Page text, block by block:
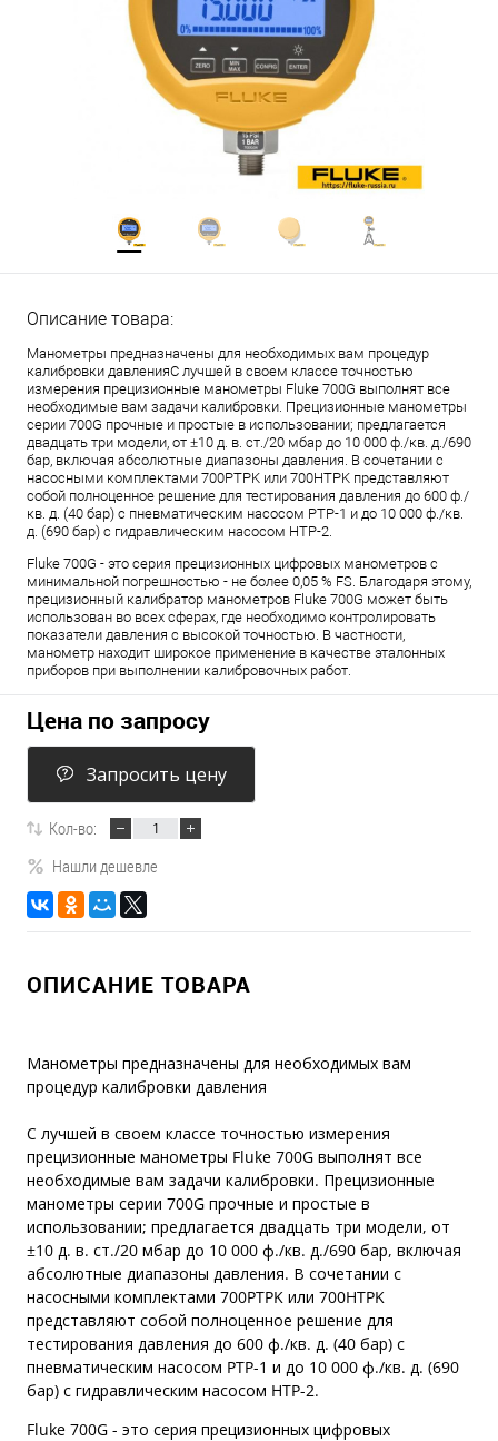
Описание товара:
Манометры предназначены для необходимых вам процедур
калибровки давленияС лучшей в своем классе точностью
измерения прецизионные манометры Fluke 700G выполнят все
необходимые вам задачи калибровки. Прецизионные манометры
серии 700G прочные и простые в использовании; предлагается
двадцать три модели, от ±10 д. в. ст./20 мбар до 10 000 ф./кв. д./690
бар, включая абсолютные диапазоны давления. В сочетании с
насосными комплектами 700PTPK или 700HTPK представляют
собой полноценное решение для тестирования давления до 600 ф./
кв. д. (40 бар) с пневматическим насосом PTP-1 и до 10 000 ф./кв.
д. (690 бар) с гидравлическим насосом HTP-2.
Fluke 700G - это серия прецизионных цифровых манометров с
минимальной погрешностью - не более 0,05 % FS. Благодаря этому,
прецизионный калибратор манометров Fluke 700G может быть
использован во всех сферах, где необходимо контролировать
показатели давления с высокой точностью. В частности,
манометр находит широкое применение в качестве эталонных
приборов при выполнении калибровочных работ.
Цена по запросу
Запросить цену
Кол-во:
Нашли дешевле
ОПИСАНИЕ ТОВАРА
Манометры предназначены для необходимых вам
процедур калибровки давления
С лучшей в своем классе точностью измерения
прецизионные манометры Fluke 700G выполнят все
необходимые вам задачи калибровки. Прецизионные
манометры серии 700G прочные и простые в
использовании; предлагается двадцать три модели, от
±10 д. в. ст./20 мбар до 10 000 ф./кв. д./690 бар, включая
абсолютные диапазоны давления. В сочетании с
насосными комплектами 700PTPK или 700HTPK
представляют собой полноценное решение для
тестирования давления до 600 ф./кв. д. (40 бар) с
пневматическим насосом PTP-1 и до 10 000 ф./кв. д. (690
бар) с гидравлическим насосом HTP-2.
Fluke 700G - это серия прецизионных цифровых